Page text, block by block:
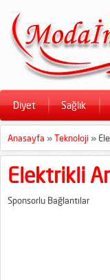
Diyet Sağlık
Anasayfa »Teknoloji »
Elektrikli
Sponsorlu Bağlantılar